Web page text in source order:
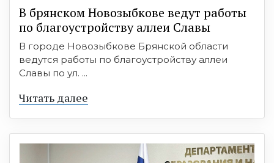
В брянском Новозыбкове ведут работы
по благоустройству аллеи Славы
В городе Новозыбкове Брянской области
ведутся работы по благоустройству аллеи
Славы по ул. ...
Читать далее